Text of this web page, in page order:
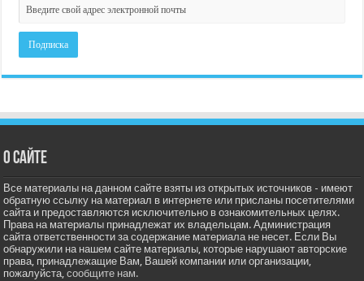
О сайте
Все материалы на данном сайте взяты из открытых источников - имеют
обратную ссылку на материал в интернете или присланы посетителями
сайта и предоставляются исключительно в ознакомительных целях.
Права на материалы принадлежат их владельцам. Администрация
сайта ответственности за содержание материала не несет. Если Вы
обнаружили на нашем сайте материалы, которые нарушают авторские
права, принадлежащие Вам, Вашей компании или организации,
пожалуйста,сообщите нам.